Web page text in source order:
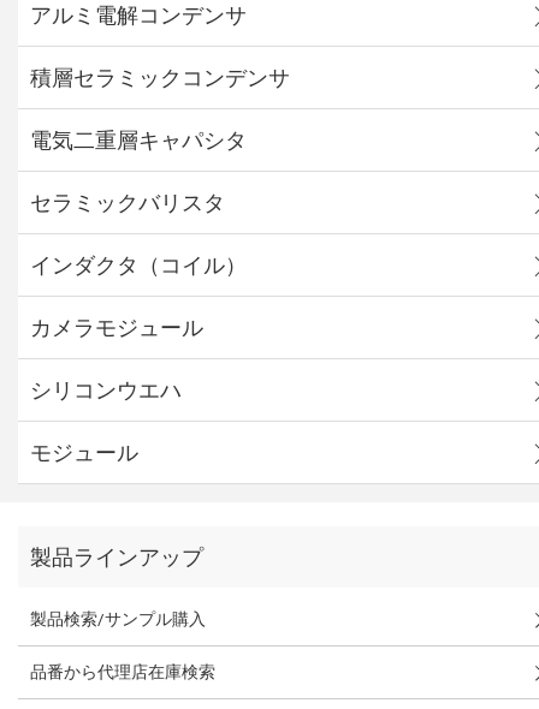
アルミ電解コンデンサ
積層セラミックコンデンサ
電気二重層キャパシタ
セラミックバリスタ
インダクタ（コイル）
カメラモジュール
シリコンウエハ
モジュール
製品ラインアップ
製品検索/サンプル購入
品番から代理店在庫検索